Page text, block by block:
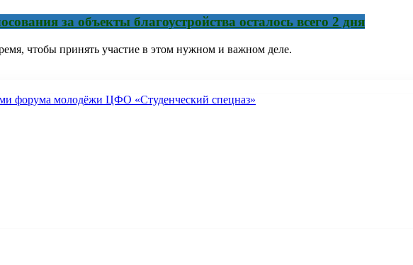
за объекты благоустройства осталось всего 2 дня
чтобы принять участие в этом нужном и важном деле.